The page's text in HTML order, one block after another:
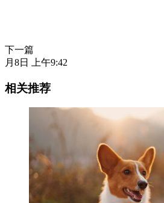
下一篇
月8日 上午9:42
相关推荐